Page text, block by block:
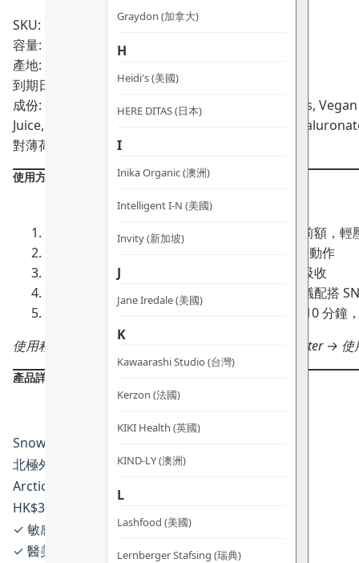
Graydon (加拿大)
H
Heidi's (美國)
HERE DITAS (日本)
I
Inika Organic (澳洲)
Intelligent I-N (美國)
Invity (新加坡)
J
Jane Iredale (美國)
K
Kawaarashi Studio (台灣)
Kerzon (法國)
KIKI Health (英國)
KIND-LY (澳洲)
L
Lashfood (美國)
Lernberger Stafsing (瑞典)
PDRN
急
救
面
膜
數
量
SKU: PRO02319
容量: 25ml × 5（一盒）
產地: 台灣
到期日:
成份: CicaEx8 — Centella Asiatica Phyto-Exosomes,
Juice, Rosa Damascena Flower Water, Sodium
對薄荷、海藻或蘆薈過敏人士不適用。
使用方法：
潔面後將面膜貼服於整個面部
：順序由下巴至前額，
：期間可平躺放鬆，避免大幅表情動作
：以清水洗淨或輕拍至剩餘精華完全吸收
後續可選擇配搭精華及面霜鎖水
：升級配方建議配搭
：使用前可將整袋面膜放入雪櫃冷藏 10 分鐘
使用程序：SNOW FOX 潔面 → 配合 SNOW FOX Booster →
產品詳情
Snow Fox · 台灣
北極外泌PDRN急救面膜
Arctic Rescue Mask
HK$350 · 25ml × 5（一盒）
✓ 敏感、泛紅、屏障受損肌膚（13 歲或以上適用）
✓ 醫美 / 雷射 / 微針後肌膚修護